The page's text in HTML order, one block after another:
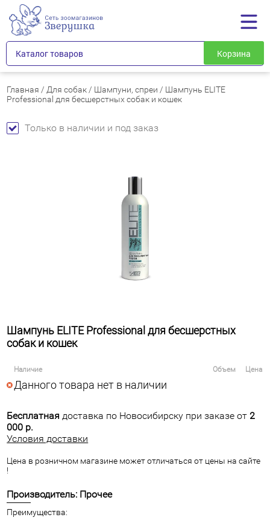
Каталог товаров Корзина
Главная / Для собак / Шампуни, спреи / Шампунь ELITE
Professional для бесшерстных собак и кошек
Только в наличии и под заказ
Шампунь ELITE Professional для бесшерстных
собак и кошек
Наличие Объем Цена
Данного товара нет в наличии
Бесплатная доставка по Новосибирску при заказе от 2
000 р.
Условия доставки
Цена в розничном магазине может отличаться от цены на сайте
!
Производитель: Прочее
Преимущества: